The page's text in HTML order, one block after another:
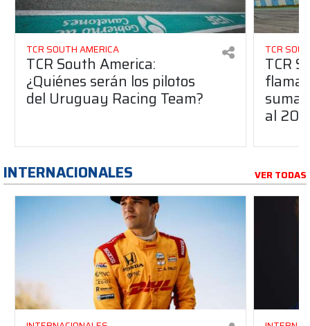
TCR SOUTH AMERICA
TCR South America:
¿Quiénes serán los pilotos
del Uruguay Racing Team?
TCR
TCR
suma
al
INTERNACIONALES VER TODAS